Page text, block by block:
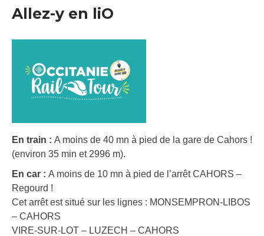
Allez-y en liO
En train : A moins de 40 mn à pied de la gare de Cahors !
(environ 35 min et 2996 m).
En car : A moins de 10 mn à pied de l’arrêt CAHORS –
Regourd !
Cet arrêt est situé sur les lignes : MONSEMPRON-LIBOS
– CAHORS
VIRE-SUR-LOT – LUZECH – CAHORS